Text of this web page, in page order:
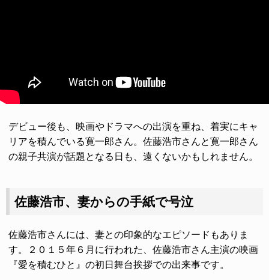
デビュー後も、映画やドラマへの出演を重ね、着実にキャ
リアを積んでいる寛一郎さん。佐藤浩市さんと寛一郎さん
の親子共演が話題となる日も、遠くないかもしれません。
佐藤浩市、妻からの手紙で号泣
佐藤浩市さんには、妻との印象的なエピソードもありま
す。２０１５年６月に行われた、佐藤浩市さん主演の映画
『愛を積むひと』の初日舞台挨拶での出来事です。